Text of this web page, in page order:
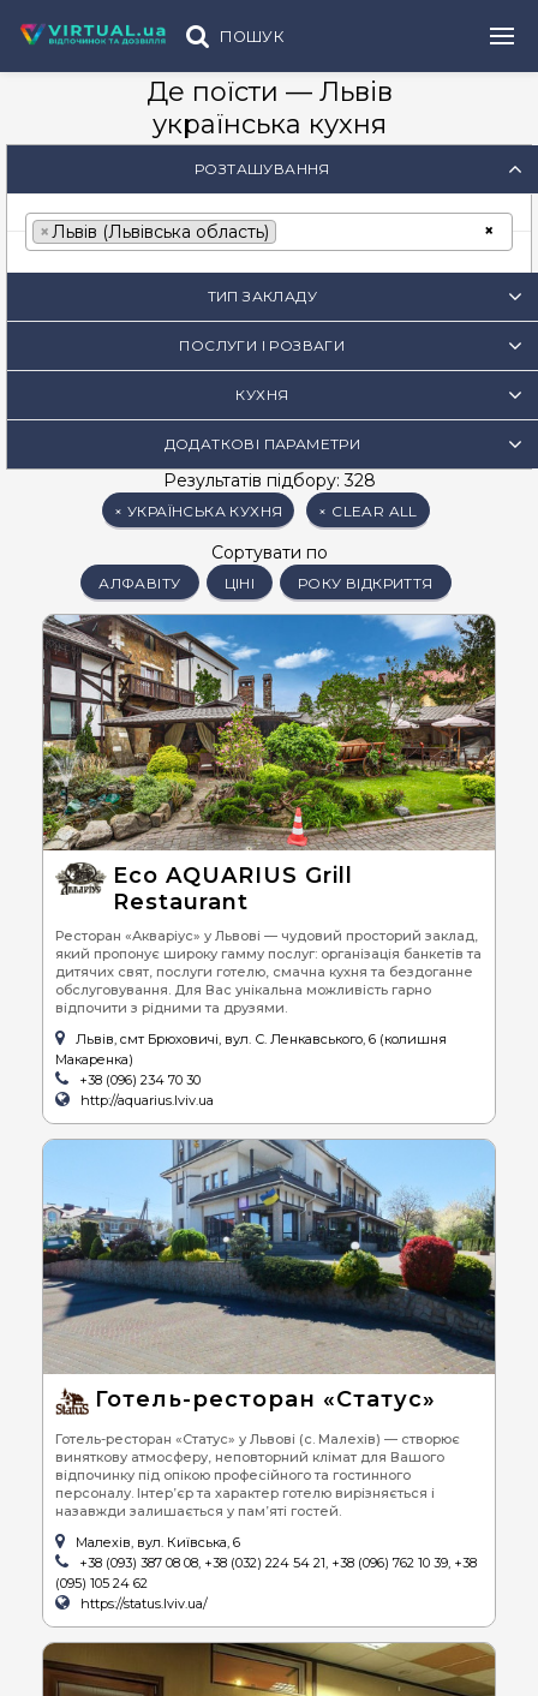
ПОШУК
Де поїсти — Львів
українська кухня
РОЗТАШУВАННЯ
×
×Львів (Львівська область)
ТИП ЗАКЛАДУ
ПОСЛУГИ І РОЗВАГИ
КУХНЯ
ДОДАТКОВІ ПАРАМЕТРИ
Результатів підбору: 328
× УКРАЇНСЬКА КУХНЯ × CLEAR ALL
Сортувати по
АЛФАВІТУ ЦІНІ РОКУ ВІДКРИТТЯ
Eco AQUARIUS Grill
Restaurant
Ресторан «Акваріус» у Львові — чудовий просторий заклад,
який пропонує широку гамму послуг: організація банкетів та
дитячих свят, послуги готелю, смачна кухня та бездоганне
обслуговування. Для Вас унікальна можливість гарно
відпочити з рідними та друзями.
Львів, смт Брюховичі, вул. С. Ленкавського, 6 (колишня
Макаренка)
+38 (096) 234 70 30
http://aquarius.lviv.ua
Готель-ресторан «Статус»
Готель-ресторан «Статус» у Львові (с. Малехів) — створює
виняткову атмосферу, неповторний клімат для Вашого
відпочинку під опікою професійного та гостинного
персоналу. Інтер’єр та характер готелю вирізняється і
назавжди залишається у пам’яті гостей.
Малехів, вул. Київська, 6
+38 (093) 387 08 08, +38 (032) 224 54 21, +38 (096) 762 10 39, +38
(095) 105 24 62
https://status.lviv.ua/